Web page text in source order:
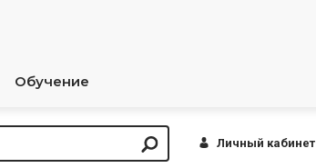
Обучение
Личный кабинет